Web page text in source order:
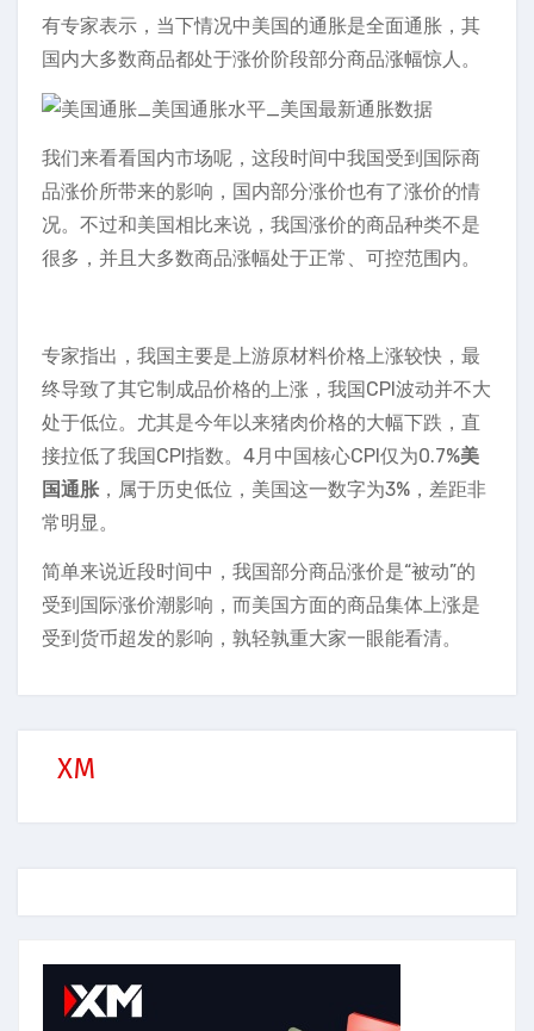
有专家表示，当下情况中美国的通胀是全面通胀，其
国内大多数商品都处于涨价阶段部分商品涨幅惊人。
我们来看看国内市场呢，这段时间中我国受到国际商
品涨价所带来的影响，国内部分涨价也有了涨价的情
况。不过和美国相比来说，我国涨价的商品种类不是
很多，并且大多数商品涨幅处于正常、可控范围内。
专家指出，我国主要是上游原材料价格上涨较快，最
终导致了其它制成品价格的上涨，我国CPI波动并不大
处于低位。尤其是今年以来猪肉价格的大幅下跌，直
接拉低了我国CPI指数。4月中国核心CPI仅为0.7%美
国通胀 ，属于历史低位，美国这一数字为3%，差距非
常明显。
简单来说近段时间中，我国部分商品涨价是“被动”的
受到国际涨价潮影响，而美国方面的商品集体上涨是
受到货币超发的影响，孰轻孰重大家一眼能看清。
XM